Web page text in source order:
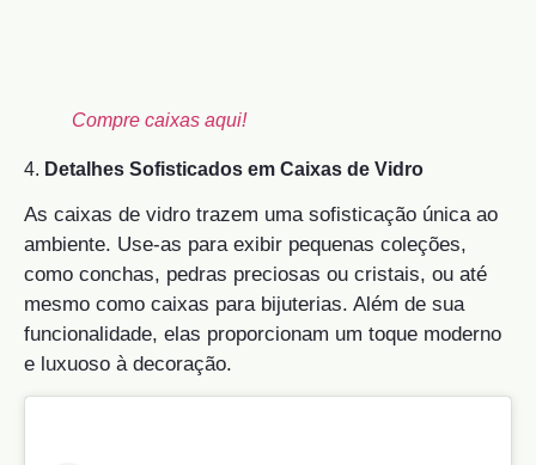
Compre caixas aqui!
4. Detalhes Sofisticados em Caixas de Vidro
As caixas de vidro trazem uma sofisticação única ao
ambiente. Use-as para exibir pequenas coleções,
como conchas, pedras preciosas ou cristais, ou até
mesmo como caixas para bijuterias. Além de sua
funcionalidade, elas proporcionam um toque moderno
e luxuoso à decoração.